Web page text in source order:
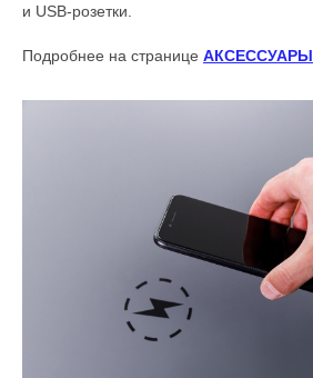
и USB-розетки.
Подробнее на странице АКСЕССУАРЫ